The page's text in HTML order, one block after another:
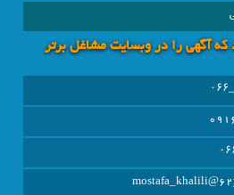
که آگهی را در وبسايت مشاغل برتر